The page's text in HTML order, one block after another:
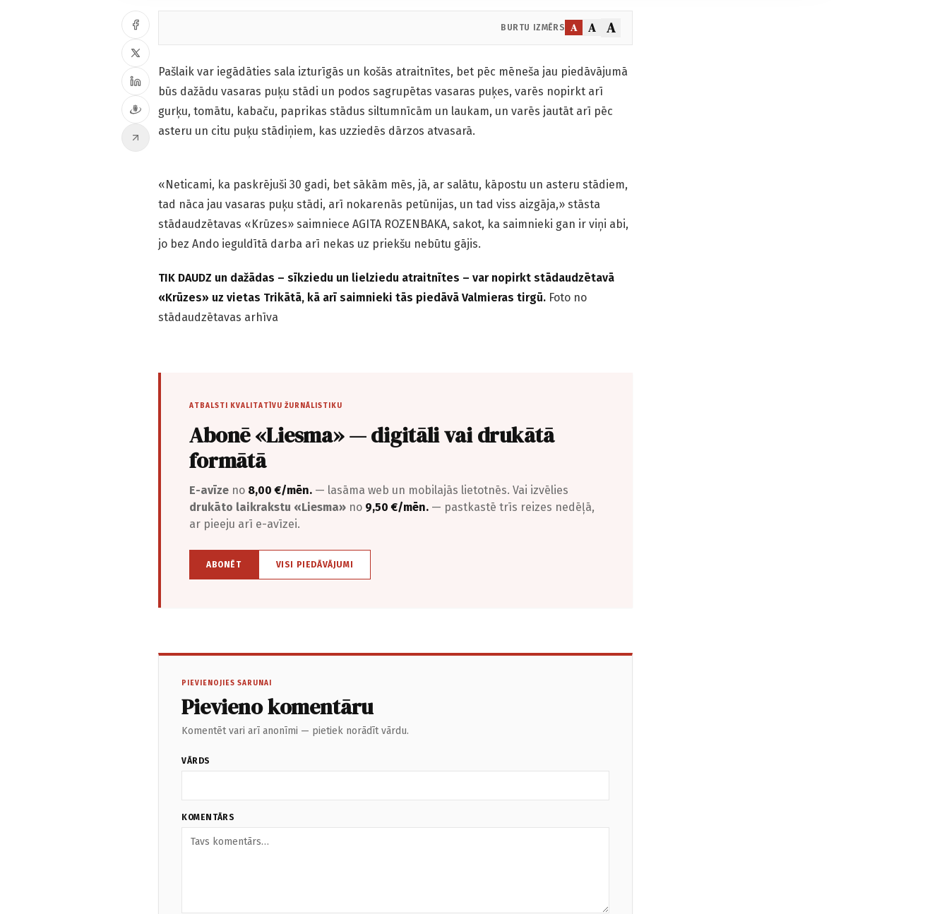
BURTU IZMĒRS A A A
Pašlaik var iegādāties sala izturīgās un košās atraitnītes, bet pēc mēneša jau piedāvājumā
būs dažādu vasaras puķu stādi un podos sagrupētas vasaras puķes, varēs nopirkt arī
gurķu, tomātu, kabaču, paprikas stādus siltumnīcām un laukam, un varēs jautāt arī pēc
asteru un citu puķu stādiņiem, kas uzziedēs dārzos atvasarā.
«Neticami, ka paskrējuši 30 gadi, bet sākām mēs, jā, ar salātu, kāpostu un asteru stādiem,
tad nāca jau vasaras puķu stādi, arī nokarenās petūnijas, un tad viss aizgāja,» stāsta
stādaudzētavas «Krūzes» saim­niece AGITA ROZENBAKA, sakot, ka saimnieki gan ir viņi abi,
jo bez Ando ieguldītā darba arī nekas uz priekšu nebūtu gājis.
TIK DAUDZ un dažādas – sīkziedu un lielziedu atraitnītes – var nopirkt stādaudzētavā
«Krūzes» uz vietas Trikātā, kā arī saimnieki tās piedāvā Valmieras tirgū. Foto no
stādaudzētavas arhīva
ATBALSTI KVALITATĪVU ŽURNĀLISTIKU
Abonē «Liesma» — digitāli vai drukātā
formātā
E-avīze no 8,00 €/mēn. — lasāma web un mobilajās lietotnēs. Vai izvēlies
drukāto laikrakstu «Liesma» no 9,50 €/mēn. — pastkastē trīs reizes nedēļā,
ar pieeju arī e-avīzei.
ABONĒT VISI PIEDĀVĀJUMI
PIEVIENOJIES SARUNAI
Pievieno komentāru
Komentēt vari arī anonīmi — pietiek norādīt vārdu.
VĀRDS
KOMENTĀRS